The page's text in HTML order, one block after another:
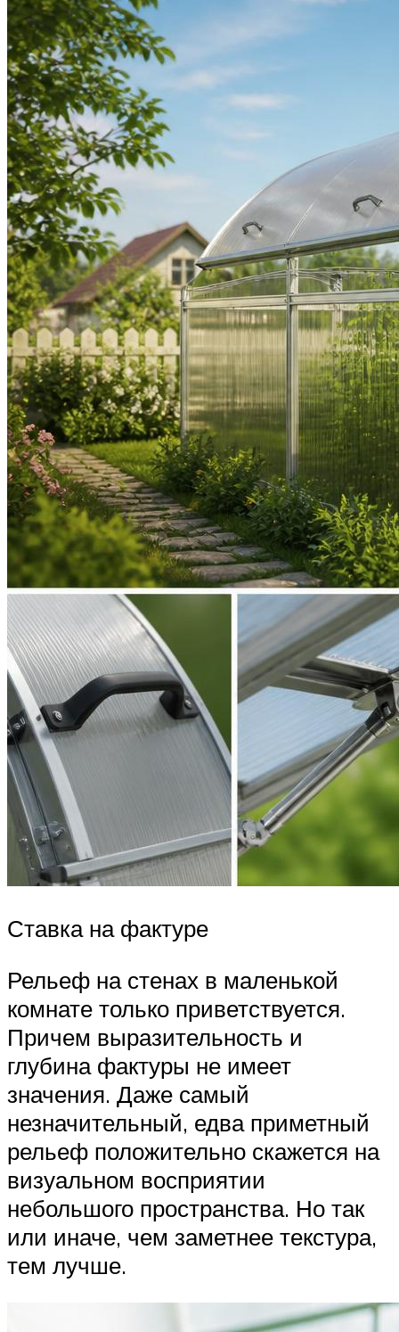
Ставка на фактуре
Рельеф на стенах в маленькой
комнате только приветствуется.
Причем выразительность и
глубина фактуры не имеет
значения. Даже самый
незначительный, едва приметный
рельеф положительно скажется на
визуальном восприятии
небольшого пространства. Но так
или иначе, чем заметнее текстура,
тем лучше.